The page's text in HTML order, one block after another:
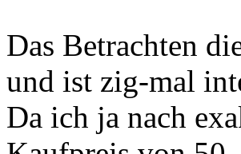
Das Betrachten
und ist zig-mal
Da ich ja nach